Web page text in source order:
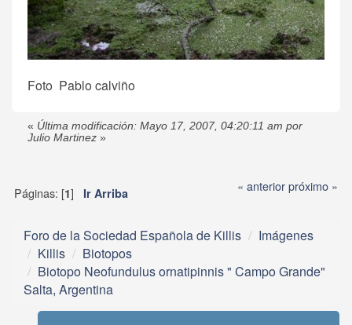
Foto Pablo calviño
« Última modificación: Mayo 17, 2007, 04:20:11 am por
Julio Martinez »
Páginas: [1] Ir Arriba « anteriorpróximo »
Foro de la Sociedad Española de Killis
Imágenes
Killis
Biotopos
Biotopo Neofundulus ornatipinnis " Campo Grande"
Salta, Argentina